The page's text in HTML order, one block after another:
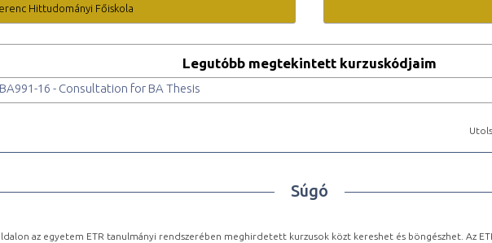
Hittudományi Főiskola
Legutóbb megtekintett kurzuskódjaim
16 - Consultation for BA Thesis
Súgó
az egyetem ETR tanulmányi rendszerében meghirdetett kurzusok közt kereshet és böngészhet. Az